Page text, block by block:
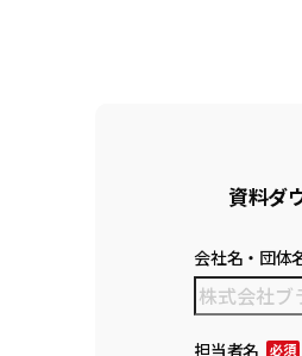
資料ダ
会社名・団体
担当者名